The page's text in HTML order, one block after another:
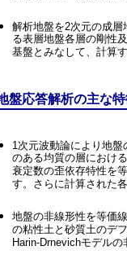
解析地盤を2次元の成
る表層地盤各層の剛性
基盤とみなして、計算
盤応答解析の主な
1次元波動論により地
のある均質の層におけ
衰定数の歪依存特性を
す。さらに計算された
地盤の非線形性を等価
の粘性土と砂質土のデ
Harin-Drnevichモデル